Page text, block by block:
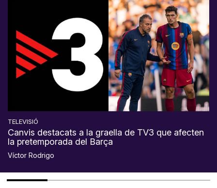
TELEVISIÓ
Canvis destacats a la graella de TV3 que afecten
la pretemporada del Barça
Víctor Rodrigo